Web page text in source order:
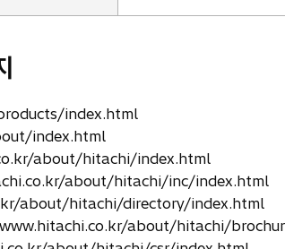
index.html
index.html
about/hitachi/index.html
about/hitachi/inc/index.html
about/hitachi/directory/index.html
www.hitachi.co.kr/about/hitachi/